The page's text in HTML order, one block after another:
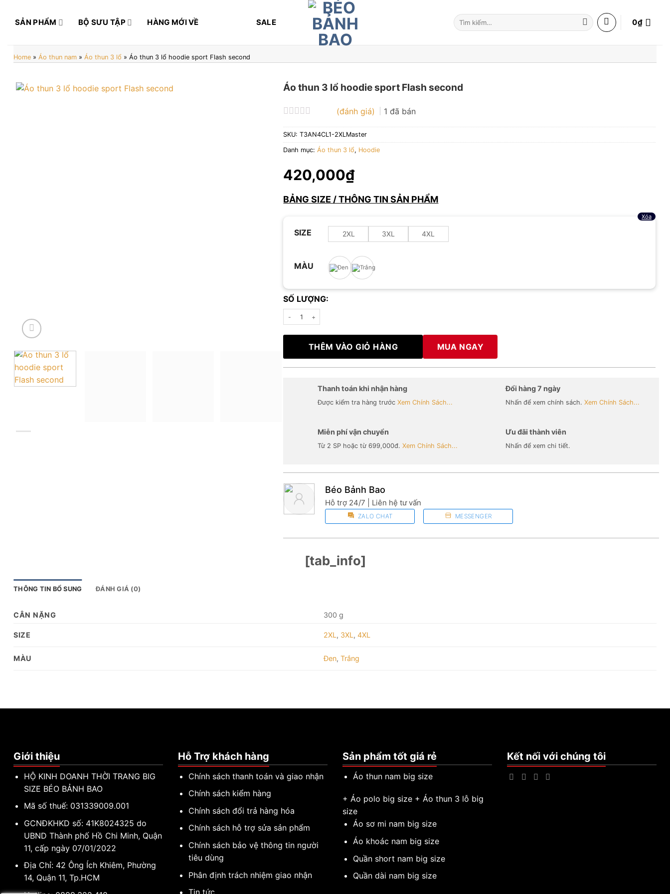
dung
SẢN PHẨM BỘ SƯU TẬP HÀNG MỚI VỀ SALE
Tìm
kiếm:
0₫
Home » Áo thun nam » Áo thun 3 lổ » Áo thun 3 lổ hoodie sport Flash second
Áo thun 3 lổ hoodie sport Flash second
xếp
hạng
0
sao
(đánh giá) 1 đã bán
SKU:T3AN4CL1-2XLMaster
Danh mục:Áo thun 3 lổ, Hoodie
420,000₫
BẢNG SIZE / THÔNG TIN SẢN PHẨM
SIZE 2XL 3XL 4XL
MÀU
Xóa
SỐ LƯỢNG:
Áo thun 3 lổ hoodie sport Flash second số lượng
THÊM VÀO GIỎ HÀNG MUA NGAY
Thanh toán khi nhận hàng
Được kiểm tra hàng trướcXem Chính Sách...
Đổi hàng 7 ngày
Nhấn để xem chính sách.Xem Chính Sách...
Miễn phí vận chuyển
Từ 2 SP hoặc từ 699,000đ.Xem Chính Sách...
Ưu đãi thành viên
Nhấn để xem chi tiết.
Béo Bảnh Bao
Hỗ trợ 24/7 | Liên hệ tư vấn
ZALO CHAT MESSENGER
[tab_info]
THÔNG TIN BỔ SUNG ĐÁNH GIÁ (0)
CÂN NẶNG 300 g
SIZE 2XL , 3XL ,4XL
MÀU Đen,Trắng
Giới thiệu
HỘ KINH DOANH THỜI TRANG BIG
SIZE BÉO BẢNH BAO
Mã số thuế: 031339009.001
GCNĐKHKD số: 41K8024325 do
UBND Thành phố Hồ Chi Minh, Quận
11, cấp ngày 07/01/2022
Địa Chỉ: 42 Ông Ích Khiêm, Phường
14, Quận 11, Tp.HCM
Hỗ Trợ khách hàng
Chính sách thanh toán và giao nhận
Chính sách kiểm hàng
Chính sách đổi trả hàng hóa
Chính sách hỗ trợ sửa sản phẩm
Chính sách bảo vệ thông tin người
tiêu dùng
Phân định trách nhiệm giao nhận
Sản phẩm tốt giá rẻ
Áo thun nam big size
+ Áo polo big size + Áo thun 3 lỗ big
size
Áo sơ mi nam big size
Áo khoác nam big size
Quần short nam big size
Quần dài nam big size
Kết nối với chúng tôi